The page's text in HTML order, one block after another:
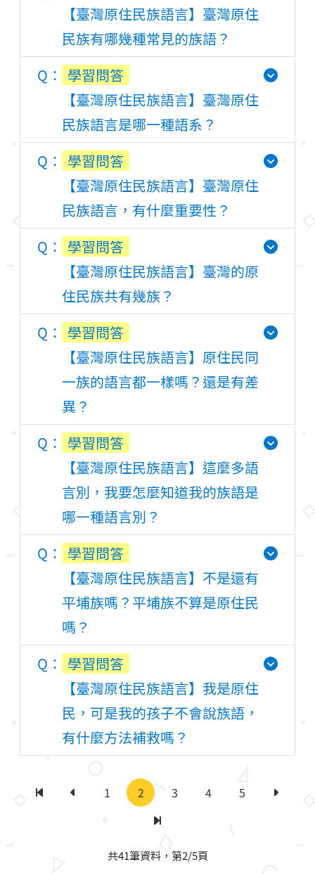
【臺灣原住民族語言】臺灣原住
民族有哪幾種常見的族語？
學習問答
【臺灣原住民族語言】臺灣原住
民族語言是哪一種語系？
學習問答
【臺灣原住民族語言】臺灣原住
民族語言，有什麼重要性？
學習問答
【臺灣原住民族語言】臺灣的原
住民族共有幾族？
學習問答
【臺灣原住民族語言】原住民同
一族的語言都一樣嗎？還是有差
異？
學習問答
【臺灣原住民族語言】這麼多語
言別，我要怎麼知道我的族語是
哪一種語言別？
學習問答
【臺灣原住民族語言】不是還有
平埔族嗎？平埔族不算是原住民
嗎？
學習問答
【臺灣原住民族語言】我是原住
民，可是我的孩子不會說族語，
有什麼方法補救嗎？
第一頁 上一頁
1 2 3 4 5
下一頁
最後一頁
共41筆資料，第2/5頁